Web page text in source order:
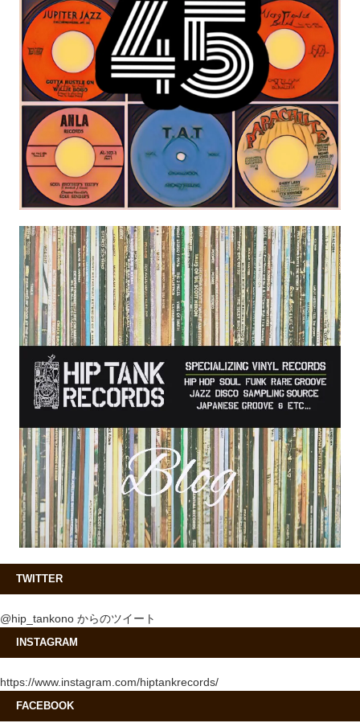
TWITTER
@hip_tankono からのツイート
INSTAGRAM
https://www.instagram.com/hiptankrecords/
FACEBOOK